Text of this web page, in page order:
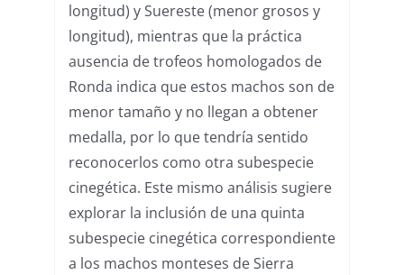
longitud) y Suereste (menor grosos y
longitud), mientras que la práctica
ausencia de trofeos homologados de
Ronda indica que estos machos son de
menor tamaño y no llegan a obtener
medalla, por lo que tendría sentido
reconocerlos como otra subespecie
cinegética. Este mismo análisis sugiere
explorar la inclusión de una quinta
subespecie cinegética correspondiente
a los machos monteses de Sierra